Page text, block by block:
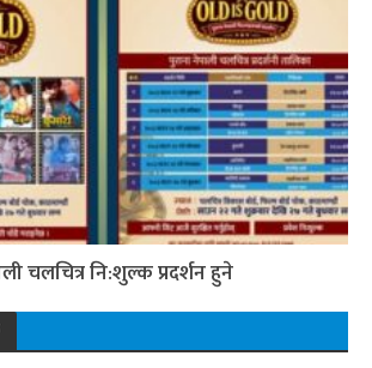
चलचित्र नि:शुल्क प्रदर्शन हुने